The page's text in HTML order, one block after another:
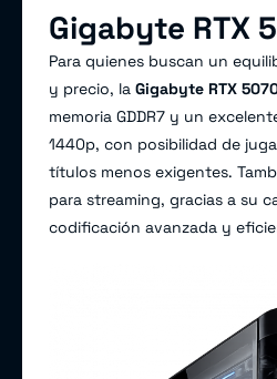
Gigabyte RTX
Para quienes buscan un
y precio, la Gigabyte RTX
memoria GDDR7 y un
1440p, con posibilidad de
títulos menos exigentes.
para streaming, gracias a su
codificación avanzada y